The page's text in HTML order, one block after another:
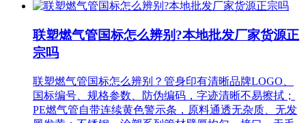
联塑燃气管国标怎么辨别?本地批发厂家货源正
宗吗
联塑燃气管国标怎么辨别？管身印有清晰品牌LOGO、
国标编号、规格参数、防伪编码，字迹清晰不易擦拭；
PE燃气管自带连续黄色警示条，原料通透无杂质、无发